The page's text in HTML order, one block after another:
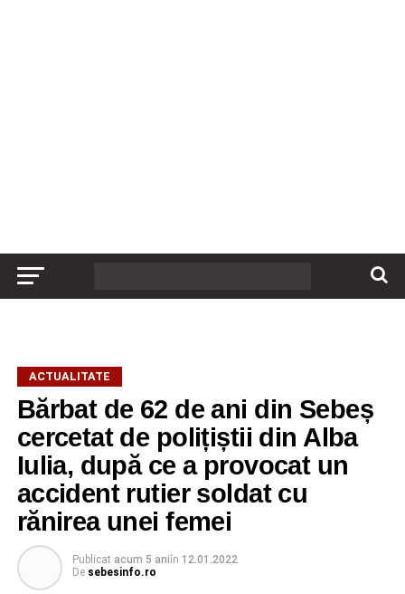
ACTUALITATE
Bărbat de 62 de ani din Sebeș
cercetat de polițiștii din Alba
Iulia, după ce a provocat un
accident rutier soldat cu
rănirea unei femei
Publicat acum 5 aniîn 12.01.2022
De sebesinfo.ro